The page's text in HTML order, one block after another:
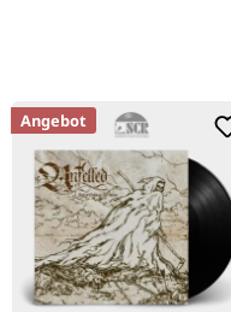
Angebot